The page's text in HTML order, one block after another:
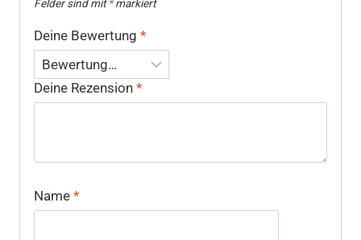
Felder sind mit*markiert
Deine Bewertung *
Deine Rezension *
Name *